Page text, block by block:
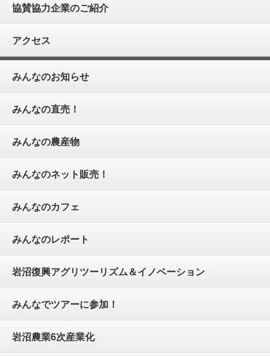
協賛協力企業のご紹介
アクセス
みんなのお知らせ
みんなの直売！
みんなの農産物
みんなのネット販売！
みんなのカフェ
みんなのレポート
岩沼復興アグリツーリズム＆イノベーション
みんなでツアーに参加！
岩沼農業6次産業化